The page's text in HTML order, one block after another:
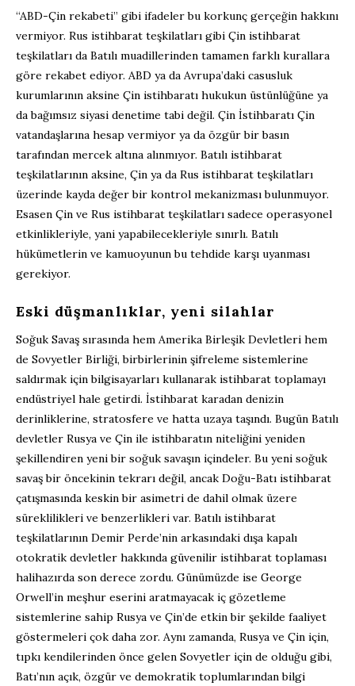
“ABD-Çin rekabeti” gibi ifadeler bu korkunç gerçeğin hakkını
vermiyor. Rus istihbarat teşkilatları gibi Çin istihbarat
teşkilatları da Batılı muadillerinden tamamen farklı kurallara
göre rekabet ediyor. ABD ya da Avrupa’daki casusluk
kurumlarının aksine Çin istihbaratı hukukun üstünlüğüne ya
da bağımsız siyasi denetime tabi değil. Çin İstihbaratı Çin
vatandaşlarına hesap vermiyor ya da özgür bir basın
tarafından mercek altına alınmıyor. Batılı istihbarat
teşkilatlarının aksine, Çin ya da Rus istihbarat teşkilatları
üzerinde kayda değer bir kontrol mekanizması bulunmuyor.
Esasen Çin ve Rus istihbarat teşkilatları sadece operasyonel
etkinlikleriyle, yani yapabilecekleriyle sınırlı. Batılı
hükümetlerin ve kamuoyunun bu tehdide karşı uyanması
gerekiyor.
Eski düşmanlıklar, yeni silahlar
Soğuk Savaş sırasında hem Amerika Birleşik Devletleri hem
de Sovyetler Birliği, birbirlerinin şifreleme sistemlerine
saldırmak için bilgisayarları kullanarak istihbarat toplamayı
endüstriyel hale getirdi. İstihbarat karadan denizin
derinliklerine, stratosfere ve hatta uzaya taşındı. Bugün Batılı
devletler Rusya ve Çin ile istihbaratın niteliğini yeniden
şekillendiren yeni bir soğuk savaşın içindeler. Bu yeni soğuk
savaş bir öncekinin tekrarı değil, ancak Doğu-Batı istihbarat
çatışmasında keskin bir asimetri de dahil olmak üzere
süreklilikleri ve benzerlikleri var. Batılı istihbarat
teşkilatlarının Demir Perde’nin arkasındaki dışa kapalı
otokratik devletler hakkında güvenilir istihbarat toplaması
halihazırda son derece zordu. Günümüzde ise George
Orwell’in meşhur eserini aratmayacak iç gözetleme
sistemlerine sahip Rusya ve Çin’de etkin bir şekilde faaliyet
göstermeleri çok daha zor. Aynı zamanda, Rusya ve Çin için,
tıpkı kendilerinden önce gelen Sovyetler için de olduğu gibi,
Batı’nın açık, özgür ve demokratik toplumlarından bilgi